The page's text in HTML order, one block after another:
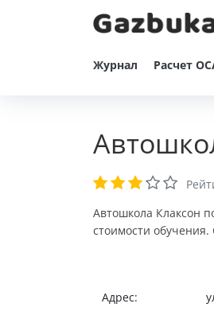
Журнал Расчет
Автошкола Клаксон
стоимости
Адрес: